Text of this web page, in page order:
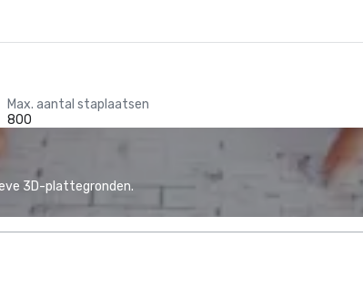
Max. aantal staplaatsen
800
3D-plattegronden.